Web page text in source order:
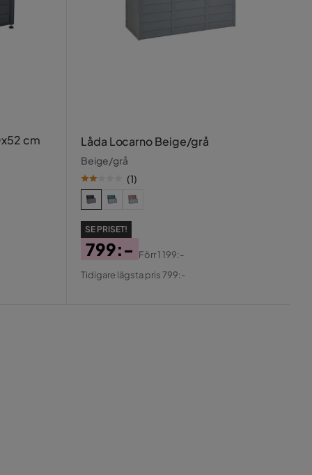
cm Låda Locarno Beige/grå
Beige/grå
(1)
SE PRISET!
Pris
799:-
Original
Förr1 199:-
Tidigare lägsta pris 799:-